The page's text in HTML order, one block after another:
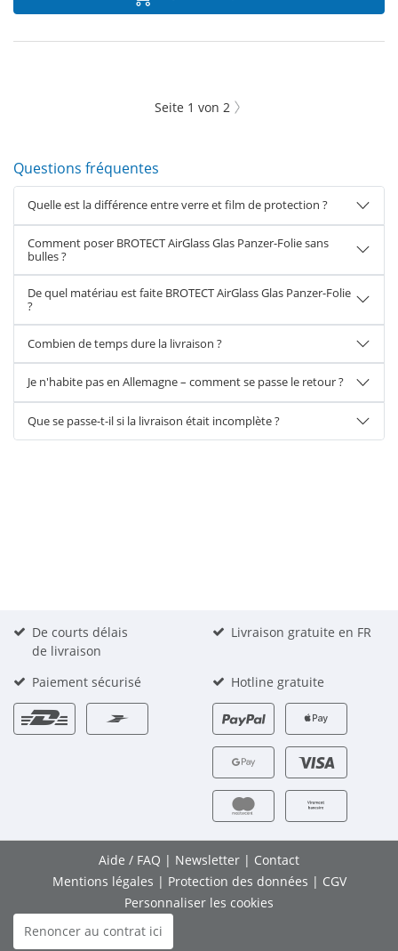
Seite 1 von 2
Questions fréquentes
Quelle est la différence entre verre et film de protection ?
Comment poser BROTECT AirGlass Glas Panzer-Folie sans
bulles ?
De quel matériau est faite BROTECT AirGlass Glas Panzer-Folie
?
Combien de temps dure la livraison ?
Je n'habite pas en Allemagne – comment se passe le retour ?
Que se passe-t-il si la livraison était incomplète ?
De courts délais
de livraison
Livraison gratuite en FR
Paiement sécurisé Hotline gratuite
Aide / FAQ | Newsletter | Contact
Mentions légales | Protection des données | CGV
Personnaliser les cookies
Renoncer au contrat ici